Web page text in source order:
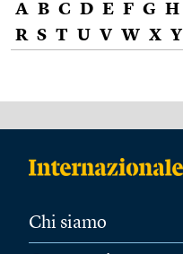
A B C D E F G H
R S T U V W X Y
Chi siamo